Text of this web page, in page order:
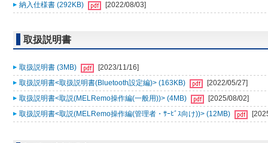
納入仕様書 (292KB) [2022/08/03]
取扱説明書
取扱説明書 (3MB)
[2023/11/16]
取扱説明書<取扱説明書(Bluetooth設定編)> (163KB)
[2022/05/27]
取扱説明書<取説(MELRemo操作編(一般用))> (4MB)
[2025/08/02]
取扱説明書<取説(MELRemo操作編(管理者・ｻｰﾋﾞｽ向け))> (12MB)